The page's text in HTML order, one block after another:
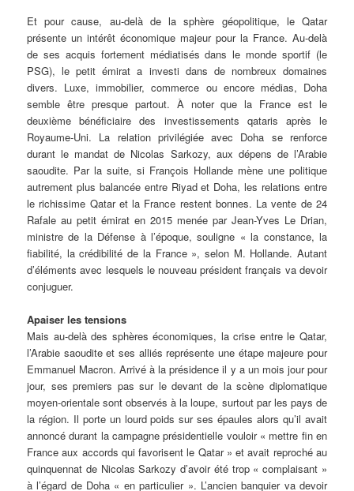
Et pour cause, au-delà de la sphère géopolitique, le Qatar
présente un intérêt économique majeur pour la France. Au-delà
de ses acquis fortement médiatisés dans le monde sportif (le
PSG), le petit émirat a investi dans de nombreux domaines
divers. Luxe, immobilier, commerce ou encore médias, Doha
semble être presque partout. À noter que la France est le
deuxième bénéficiaire des investissements qataris après le
Royaume-Uni. La relation privilégiée avec Doha se renforce
durant le mandat de Nicolas Sarkozy, aux dépens de l’Arabie
saoudite. Par la suite, si François Hollande mène une politique
autrement plus balancée entre Riyad et Doha, les relations entre
le richissime Qatar et la France restent bonnes. La vente de 24
Rafale au petit émirat en 2015 menée par Jean-Yves Le Drian,
ministre de la Défense à l’époque, souligne « la constance, la
fiabilité, la crédibilité de la France », selon M. Hollande. Autant
d’éléments avec lesquels le nouveau président français va devoir
conjuguer.
Apaiser les tensions
Mais au-delà des sphères économiques, la crise entre le Qatar,
l’Arabie saoudite et ses alliés représente une étape majeure pour
Emmanuel Macron. Arrivé à la présidence il y a un mois jour pour
jour, ses premiers pas sur le devant de la scène diplomatique
moyen-orientale sont observés à la loupe, surtout par les pays de
la région. Il porte un lourd poids sur ses épaules alors qu’il avait
annoncé durant la campagne présidentielle vouloir « mettre fin en
France aux accords qui favorisent le Qatar » et avait reproché au
quinquennat de Nicolas Sarkozy d’avoir été trop « complaisant »
à l’égard de Doha « en particulier ». L’ancien banquier va devoir